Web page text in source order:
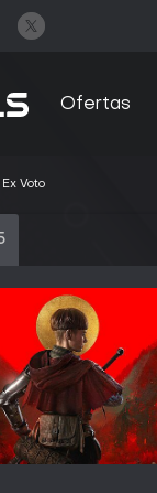
Ofertas
Voto